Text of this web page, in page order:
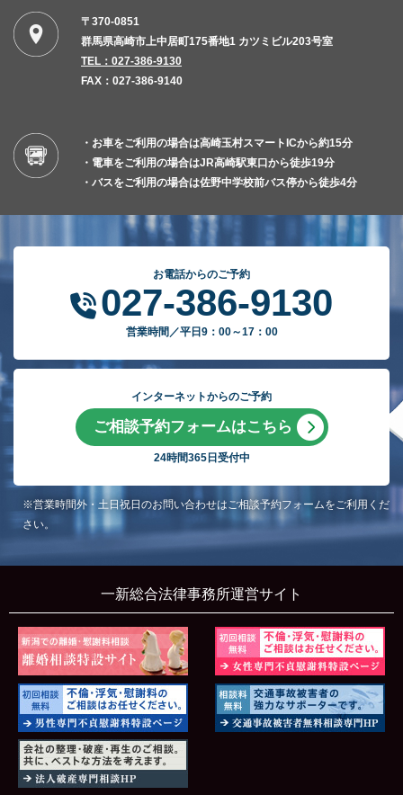
〒370-0851
群馬県高崎市上中居町175番地1 カツミビル203号室
TEL：027-386-9130
FAX：027-386-9140
・お車をご利用の場合は高崎玉村スマートICから約15分
・電車をご利用の場合はJR高崎駅東口から徒歩19分
・バスをご利用の場合は佐野中学校前バス停から徒歩4分
お電話からのご予約
027-386-9130
営業時間／平日9：00～17：00
インターネットからのご予約
ご相談予約フォームはこちら
24時間365日受付中
※営業時間外・土日祝日のお問い合わせはご相談予約フォームをご利用くだ
さい。
一新総合法律事務所運営サイト